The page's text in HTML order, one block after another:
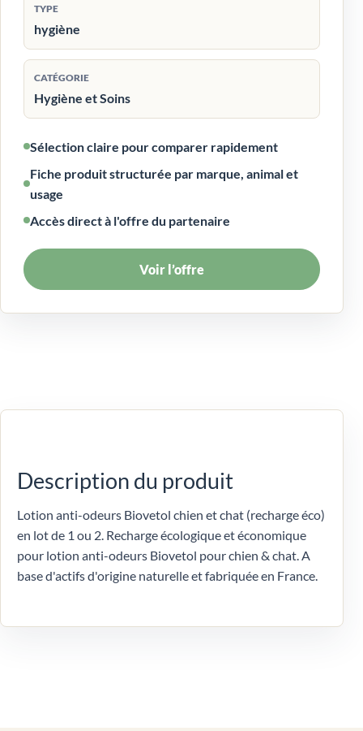
TYPE
hygiène
CATÉGORIE
Hygiène et Soins
Sélection claire pour comparer rapidement
Fiche produit structurée par marque, animal et
usage
Accès direct à l'offre du partenaire
Voir l’offre
Description du produit
Lotion anti-odeurs Biovetol chien et chat (recharge éco)
en lot de 1 ou 2. Recharge écologique et économique
pour lotion anti-odeurs Biovetol pour chien & chat. A
base d'actifs d'origine naturelle et fabriquée en France.